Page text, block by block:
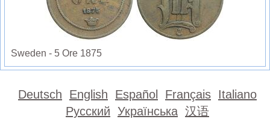
Sweden - 5 Ore 1875
Deutsch English Español Français Italiano
Русский Українська 汉语